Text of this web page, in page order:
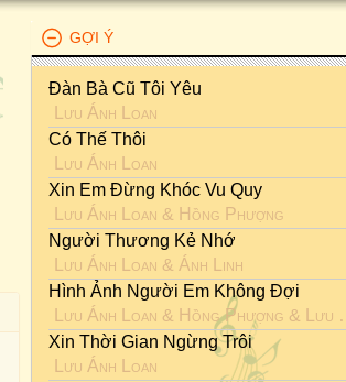
GỢI Ý
Đàn Bà Cũ Tôi Yêu
Lưu Ánh Loan
Có Thế Thôi
Lưu Ánh Loan
Xin Em Đừng Khóc Vu Quy
Lưu Ánh Loan & Hồng Phượng
Người Thương Kẻ Nhớ
Lưu Ánh Loan & Ánh Linh
Hình Ảnh Người Em Không Đợi
Lưu Ánh Loan & Hồng Phượng & Lưu Trúc Ly
Xin Thời Gian Ngừng Trôi
Lưu Ánh Loan